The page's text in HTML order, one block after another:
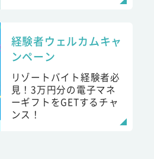
経験者ウェルカムキャ
ンペーン
リゾートバイト経験者必
見！3万円分の電子マネ
ーギフトをGETするチャ
ンス！